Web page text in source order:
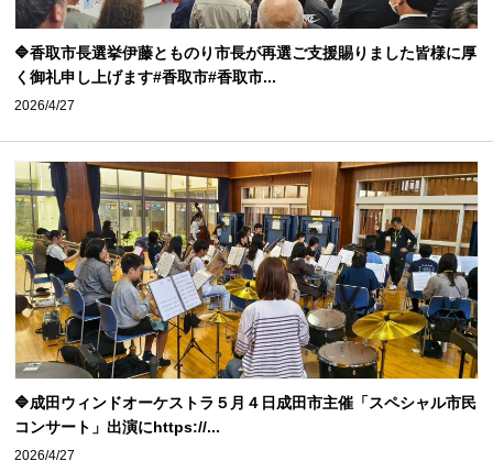
🔷香取市長選挙伊藤とものり市長が再選ご支援賜りました皆様に厚
く御礼申し上げます#香取市#香取市...
2026/4/27
🔷成田ウィンドオーケストラ５月４日成田市主催「スペシャル市民
コンサート」出演にhttps://...
2026/4/27